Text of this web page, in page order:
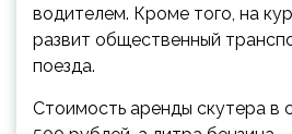
водителем. Кроме того, на
развит общественный
поезда.
Стоимость аренды скутера в